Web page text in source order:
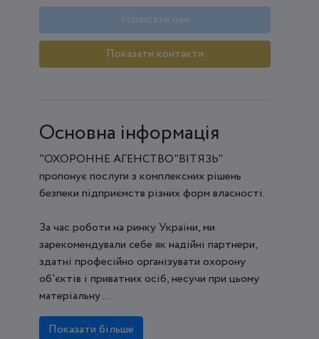
Написати нам
Показати контакти
Основна інформація
"ОХОРОННЕ АГЕНСТВО"ВІТЯЗЬ"
пропонує послуги з комплексних рішень
безпеки підприємств різних форм власності.
За час роботи на ринку України, ми
зарекомендували себе як надійні партнери,
здатні професійно організувати охорону
об'єктів і приватних осіб, несучи при цьому
матеріальну ...
Показати більше